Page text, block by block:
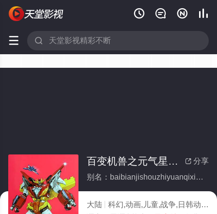
   
 
 分享
百变机兽之元气星魂(全集)
别名：baibianjishouzhiyuanqixinghun
大陆 科幻,动画,儿童,战争,日韩动漫